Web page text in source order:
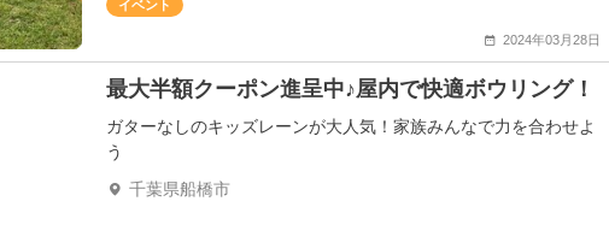
イベント
2024年03月28日
最大半額クーポン進呈中♪屋内で快適ボウリング！
ガターなしのキッズレーンが大人気！家族みんなで力を合わせよ
う
千葉県船橋市